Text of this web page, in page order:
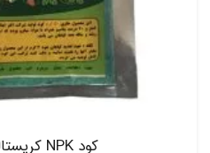
کود NPK کریستالون 20-20-20